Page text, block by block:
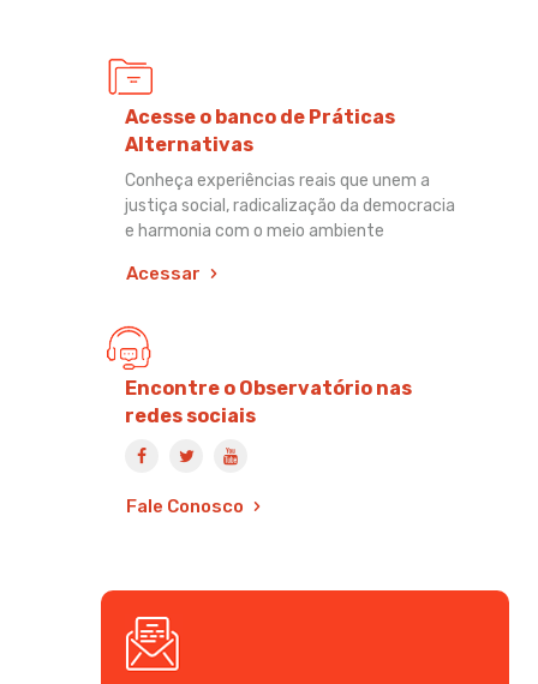
Acesse o banco de Práticas
Alternativas
Conheça experiências reais que unem a
justiça social, radicalização da democracia
e harmonia com o meio ambiente
Acessar
Encontre o Observatório nas
redes sociais
Fale Conosco